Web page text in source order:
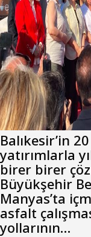
Yeni Parti
06 Ağustos 2026
Anasayfa/Gündem/
hemşerim!
Akın:
hemşerim!
Balıkesir’in
yatırımlarla
birer birer
Büyükşehir
Manyas’ta
asfalt
yollarının…